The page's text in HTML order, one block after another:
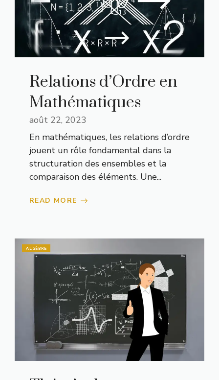
Relations d’Ordre en
Mathématiques
août 22, 2023
En mathématiques, les relations d’ordre
jouent un rôle fondamental dans la
structuration des ensembles et la
comparaison des éléments. Une...
READ MORE
ALGÈBRE